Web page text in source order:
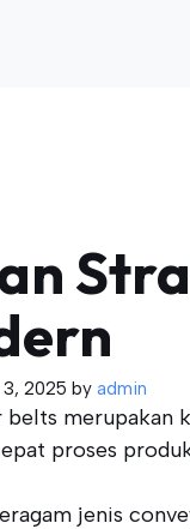
2025 by admin
belts merupakan
proses
jenis